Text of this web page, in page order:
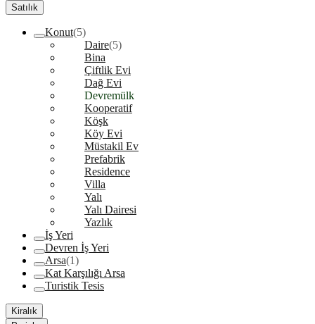
Satılık
Konut(5)
Daire(5)
Bina
Çiftlik Evi
Dağ Evi
Devremülk
Kooperatif
Köşk
Köy Evi
Müstakil Ev
Prefabrik
Residence
Villa
Yalı
Yalı Dairesi
Yazlık
İş Yeri
Devren İş Yeri
Arsa(1)
Kat Karşılığı Arsa
Turistik Tesis
Kiralık